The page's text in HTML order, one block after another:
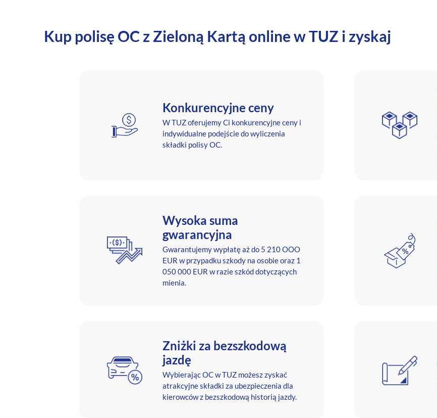
Kup polisę OC z Zieloną Kartą online w TUZ i zyskaj
Konkurencyjne ceny
W TUZ oferujemy Ci konkurencyjne ceny i
indywidualne podejście do wyliczenia
składki polisy OC.
Wysoka suma
gwarancyjna
Gwarantujemy wypłatę aż do 5 210 OOO
EUR w przypadku szkody na osobie oraz 1
050 000 EUR w razie szkód dotyczących
mienia.
Zniżki za bezszkodową
jazdę
Wybierając OC w TUZ możesz zyskać
atrakcyjne składki za ubezpieczenia dla
kierowców z bezszkodową historią jazdy.